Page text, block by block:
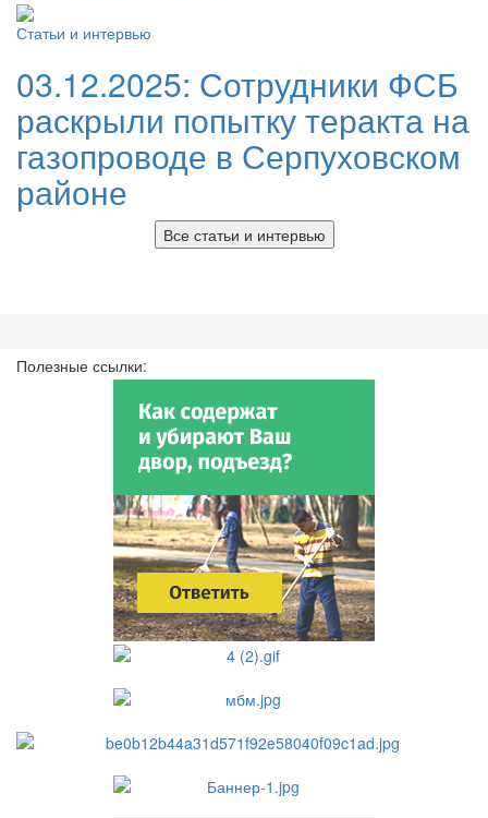
Статьи и интервью
03.12.2025: Сотрудники ФСБ
раскрыли попытку теракта на
газопроводе в Серпуховском
районе
Все статьи и интервью
Полезные ссылки: